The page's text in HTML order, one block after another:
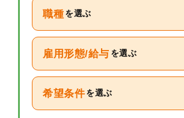
職種 を選ぶ
雇用形態/給与 を選ぶ
希望条件 を選ぶ